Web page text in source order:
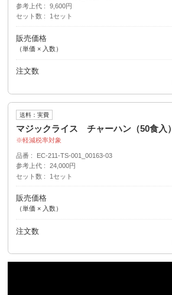
参考上代
9,600円
セット数
1セット
販売価格
（単価 × 入数）
注文数
送料：実費
マジックライス チャーハン（50食入）
軽減税率対象
品番
EC-211-TS-001_00163-03
参考上代
24,000円
セット数
1セット
販売価格
（単価 × 入数）
注文数